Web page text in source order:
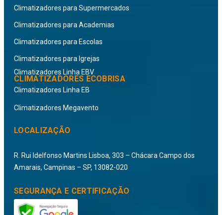
CLIMATIZADORES ECOBRISA
Climatizadores Linha EBV
Climatizadores Linha EB
Climatizadores Megavento
Climatizadores para Supermercados
Climatizadores para Academias
Climatizadores para Escolas
Climatizadores para Igrejas
LOCALIZAÇÃO
R. Rui Idelfonso Martins Lisboa, 303 – Chácara Campo dos
Amarais, Campinas – SP, 13082-020
SEGURANÇA E CERTIFICAÇÃO